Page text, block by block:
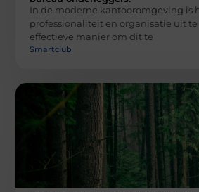
In de moderne kantooromgeving is
professionaliteit en organisatie uit te
effectieve manier om dit te
Smartclub